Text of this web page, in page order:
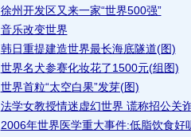
徐州开发区又来一家“世界500强”
音乐改变世界
韩日重提建造世界最长海底隧道(图)
世界名犬参赛化妆花了1500元(组图)
世界首粒“太空白果”发芽(图)
法学女教授情迷虚幻世界 谎称招公关
2006年世界医学重大事件:低脂饮食好